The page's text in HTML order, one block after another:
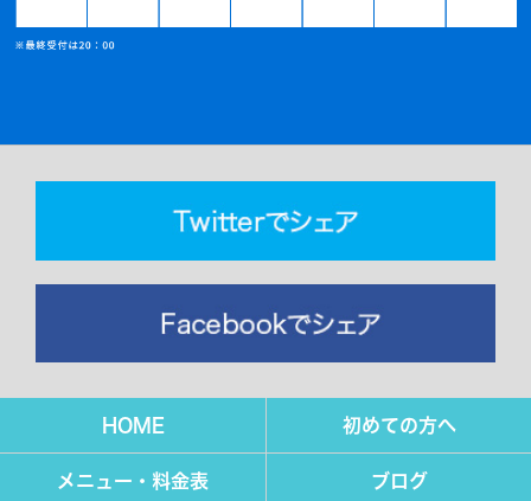
HOME 初めての方へ
メニュー・料金表 ブログ